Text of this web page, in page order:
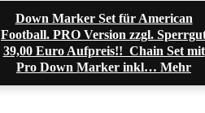
Down Marker Set für American
Football. PRO Version zzgl.
39,00 Euro Aufpreis!! Chain Set mit
Pro Down Marker inkl… Mehr